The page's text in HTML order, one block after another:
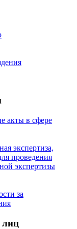
акты в сфере
экспертиза,
проведения
экспертизы
за
лиц